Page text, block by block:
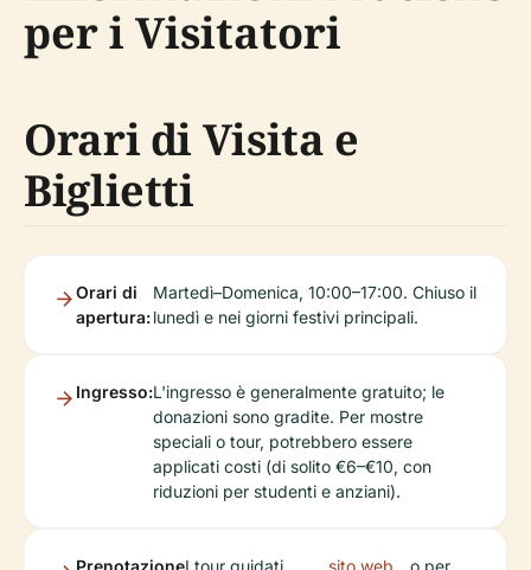
per i Visitatori
Orari di Visita e
Biglietti
Orari di
apertura:
Martedì–Domenica, 10:00–17:00. Chiuso il
lunedì e nei giorni festivi principali.
Ingresso:L'ingresso è generalmente gratuito; le
donazioni sono gradite. Per mostre
speciali o tour, potrebbero essere
applicati costi (di solito €6–€10, con
riduzioni per studenti e anziani).
PrenotazioneI tour guidati sito web o per